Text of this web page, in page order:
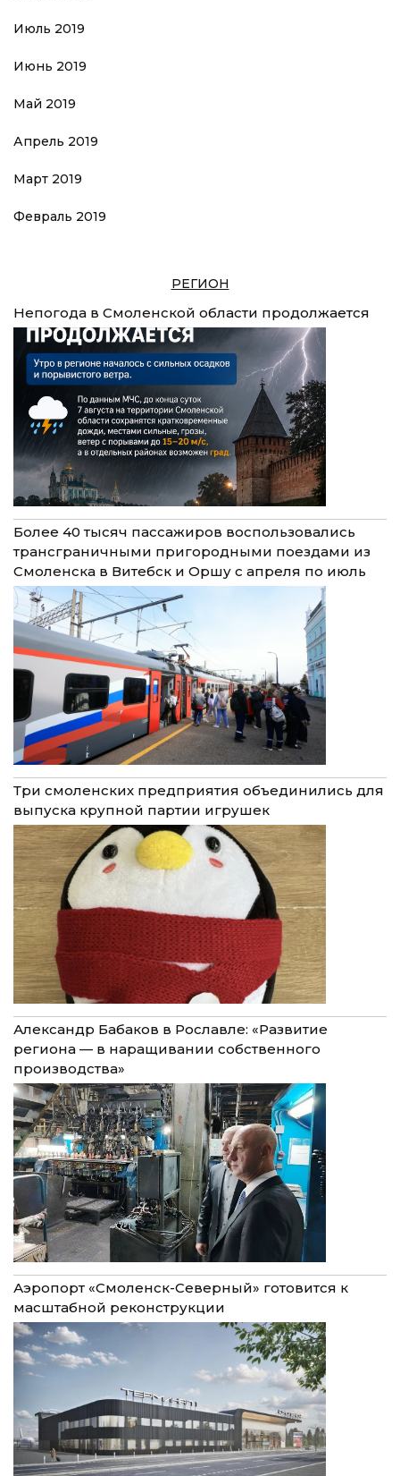
Июль 2019
Июнь 2019
Май 2019
Апрель 2019
Март 2019
Февраль 2019
РЕГИОН
Непогода в Смоленской области продолжается
Более 40 тысяч пассажиров воспользовались
трансграничными пригородными поездами из
Смоленска в Витебск и Оршу с апреля по июль
Три смоленских предприятия объединились для
выпуска крупной партии игрушек
Александр Бабаков в Рославле: «Развитие
региона — в наращивании собственного
производства»
Аэропорт «Смоленск-Северный» готовится к
масштабной реконструкции